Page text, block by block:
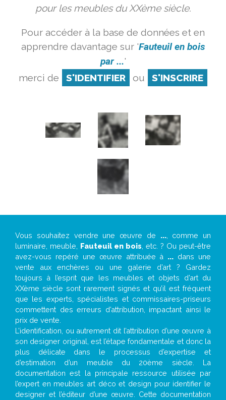
pour les meubles du XXème siècle.
Pour accéder à la base de données et en
apprendre davantage sur 'Fauteuil en bois
par ...'
merci de
S'IDENTIFIER ou S'INSCRIRE
Vous souhaitez vendre une œuvre de ..., comme un
luminaire, meuble, Fauteuil en bois , etc. ? Ou peut-être
avez-vous repéré une œuvre attribuée à ... dans une
vente aux enchères ou une galerie d’art ? Gardez
toujours à l’esprit que les meubles et objets d’art du
XXème siècle sont rarement signés et qu’il est fréquent
que les experts, spécialistes et commissaires-priseurs
commettent des erreurs d’attribution, impactant ainsi le
prix de vente.
L’identification, ou autrement dit l’attribution d’une œuvre à
son designer original, est l’étape fondamentale et donc la
plus délicate dans le processus d’expertise et
d’estimation d’un meuble du 20ème siècle. La
documentation est la principale ressource utilisée par
l’expert en meubles art déco et design pour identifier le
designer et l’éditeur d’une œuvre. Cette documentation